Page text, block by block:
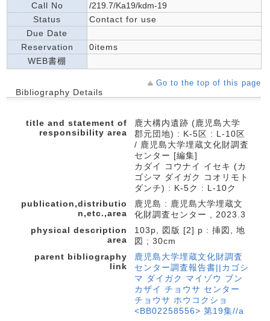
Call No
/219.7/Ka19/kdm-19
Status
Contact for use
Due Date
Reservation
0items
WEB書棚
Go to the top of this page
Bibliography Details
title and statement of
responsibility area
鹿大構内遺跡 (鹿児島大学
郡元団地) : K-5区 : L-10区
/ 鹿児島大学埋蔵文化財調査
センター [編集]
カダイ コウナイ イセキ (カ
ゴシマ ダイガク コオリモト
ダンチ) : K-5ク : L-10ク
publication,distributio
n,etc.,area
鹿児島 : 鹿児島大学埋蔵文
化財調査センター , 2023.3
physical description
area
103p, 図版 [2] p : 挿図, 地
図 ; 30cm
parent bibliography
link
鹿児島大学埋蔵文化財調査
センター調査報告書||カゴシ
マ ダイガク マイゾウ ブン
カザイ チョウサ センター
チョウサ ホウコクショ
<BB02258556> 第19集//a